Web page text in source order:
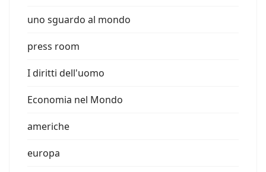
uno sguardo al mondo
press room
I diritti dell'uomo
Economia nel Mondo
americhe
europa